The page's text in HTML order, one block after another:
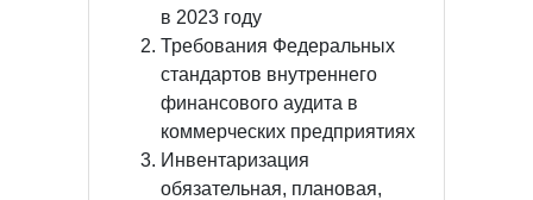
в 2023 году
Требования Федеральных
стандартов внутреннего
финансового аудита в
коммерческих предприятиях
Инвентаризация
обязательная, плановая,